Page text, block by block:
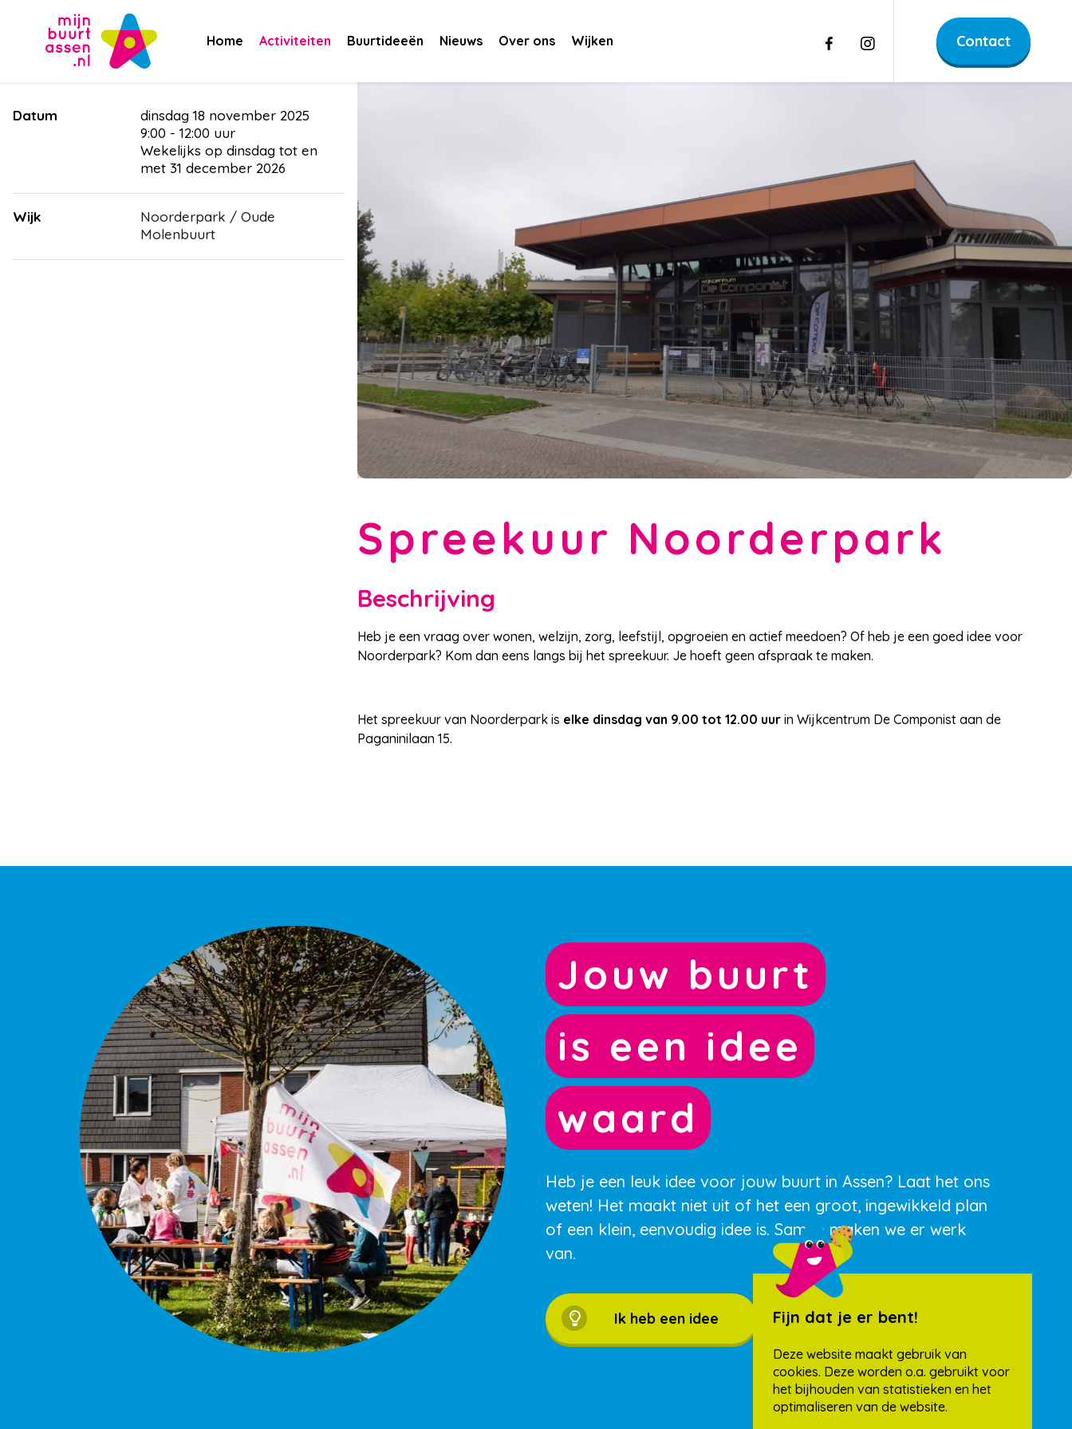
Home Activiteiten Buurtideeën Nieuws Over ons Wijken Contact
Spreekuur Noorderpark
Datum
dinsdag 18 november 2025
9:00 - 12:00
Wekelijks op dinsdag tot en
met 31 december 2026
Wijk
Noorderpark / Oude
Molenbuurt
Beschrijving
Heb je een vraag over wonen, welzijn, zorg, leefstijl, opgroeien en actief meedoen? Of heb je een goed idee voor
Noorderpark? Kom dan eens langs bij het spreekuur. Je hoeft geen afspraak te maken.
Het spreekuur van Noorderpark is elke dinsdag van 9.00 tot 12.00 uur in Wijkcentrum De Componist aan de
Paganinilaan 15.
Jouw buurt
is een idee
waard
Heb je een leuk idee voor jouw buurt in Assen? Laat het ons
weten! Het maakt niet uit of het een groot, ingewikkeld plan
of een klein, eenvoudig idee is. Samen maken we er werk
van.
Ik heb een idee Fijn dat je er bent!
Deze website maakt gebruik van
cookies. Deze worden o.a. gebruikt voor
het bijhouden van statistieken en het
optimaliseren van de website.